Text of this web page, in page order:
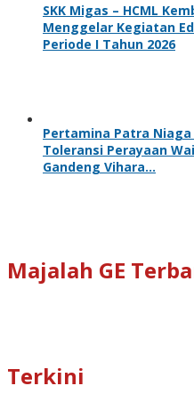
SKK Migas – HCML
Menggelar Kegiatan
Periode I Tahun 2026
Pertamina Patra
Toleransi Perayaan
Gandeng Vihara…
Majalah GE
Terkini